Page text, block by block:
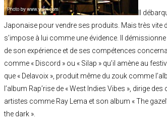
Il
Japonaise pour vendre ses produits. Mais très
s’impose à lui comme une évidence. Il
de son expérience et de ses compétences
comme « Discord » ou « Silap » qu’il amène au
que « Delavoix », produit même du zouk comme
l’album Rap’rise de « West Indies Vibes », dirige
artistes comme Ray Lema et son album « The
the dark ».